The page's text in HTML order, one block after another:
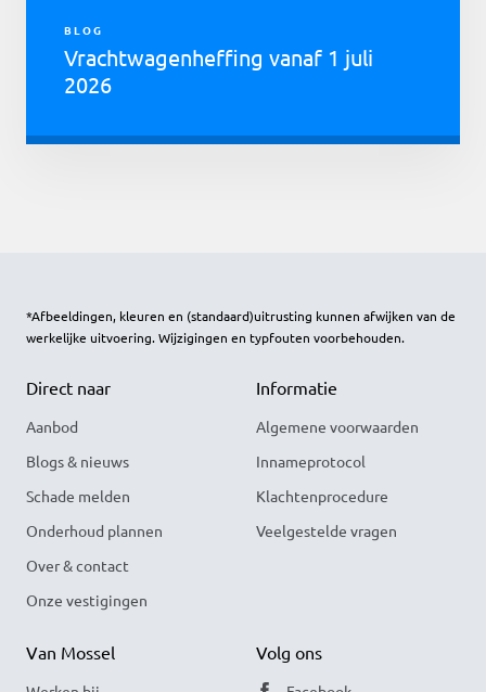
BLOG
Vrachtwagenheffing vanaf 1 juli
2026
*Afbeeldingen, kleuren en (standaard)uitrusting kunnen afwijken van de
werkelijke uitvoering. Wijzigingen en typfouten voorbehouden.
Direct naar
Aanbod
Blogs & nieuws
Schade melden
Onderhoud plannen
Over & contact
Onze vestigingen
Informatie
Algemene voorwaarden
Innameprotocol
Klachtenprocedure
Veelgestelde vragen
Van Mossel Volg ons